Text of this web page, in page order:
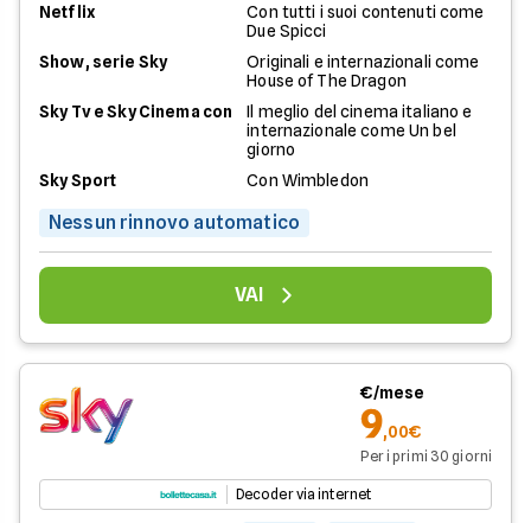
Netflix
Con tutti i suoi contenuti come
Due Spicci
Show, serie Sky
Originali e internazionali come
House of The Dragon
Sky Tv e Sky Cinema con
Il meglio del cinema italiano e
internazionale come Un bel
giorno
Sky Sport
Con Wimbledon
Nessun rinnovo automatico
VAI
€/mese
9,00€
Per i primi 30 giorni
Decoder via internet